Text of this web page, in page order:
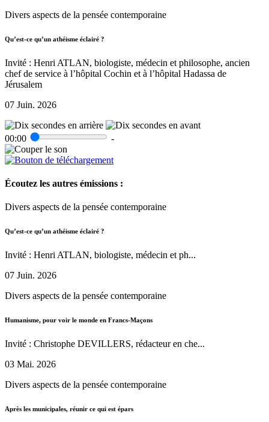
Divers aspects de la pensée contemporaine
Qu’est-ce qu’un athéisme éclairé ?
Invité : Henri ATLAN, biologiste, médecin et philosophe, ancien
chef de service à l’hôpital Cochin et à l’hôpital Hadassa de
Jérusalem
07 Juin. 2026
00:00 -
Écoutez les autres émissions :
Divers aspects de la pensée contemporaine
Qu’est-ce qu’un athéisme éclairé ?
Invité : Henri ATLAN, biologiste, médecin et ph...
07 Juin. 2026
Divers aspects de la pensée contemporaine
Humanisme, pour voir le monde en Francs-Maçons
Invité : Christophe DEVILLERS, rédacteur en che...
03 Mai. 2026
Divers aspects de la pensée contemporaine
Après les municipales, réunir ce qui est épars